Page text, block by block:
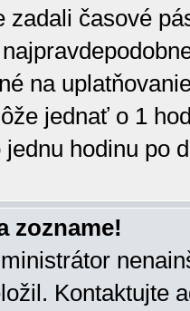
zadali časové
na
jednať o 1
hodinu po
zozname!
Kontaktujte